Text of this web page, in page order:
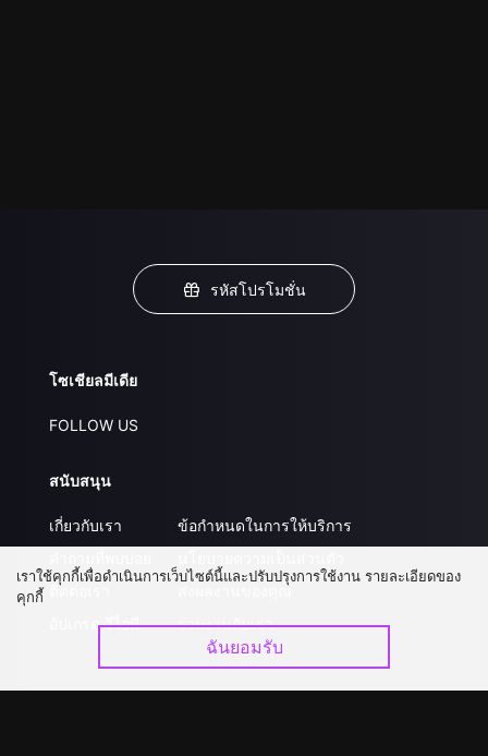
รหัสโปรโมชั่น
โซเชียลมีเดีย
FOLLOW US
สนับสนุน
เกี่ยวกับเรา
ติดต่อเรา
อัปเกรด วีไอพี
ข้อกำหนดในการให้บริการ
ส่งผลงานของคุณ
ร่วมงานกับเรา
เราใช้คุกกี้เพื่อดำเนินการเว็บไซต์นี้และปรับปรุงการใช้งาน รายละเอียดของ
คุกกี้
ฉันยอมรับ